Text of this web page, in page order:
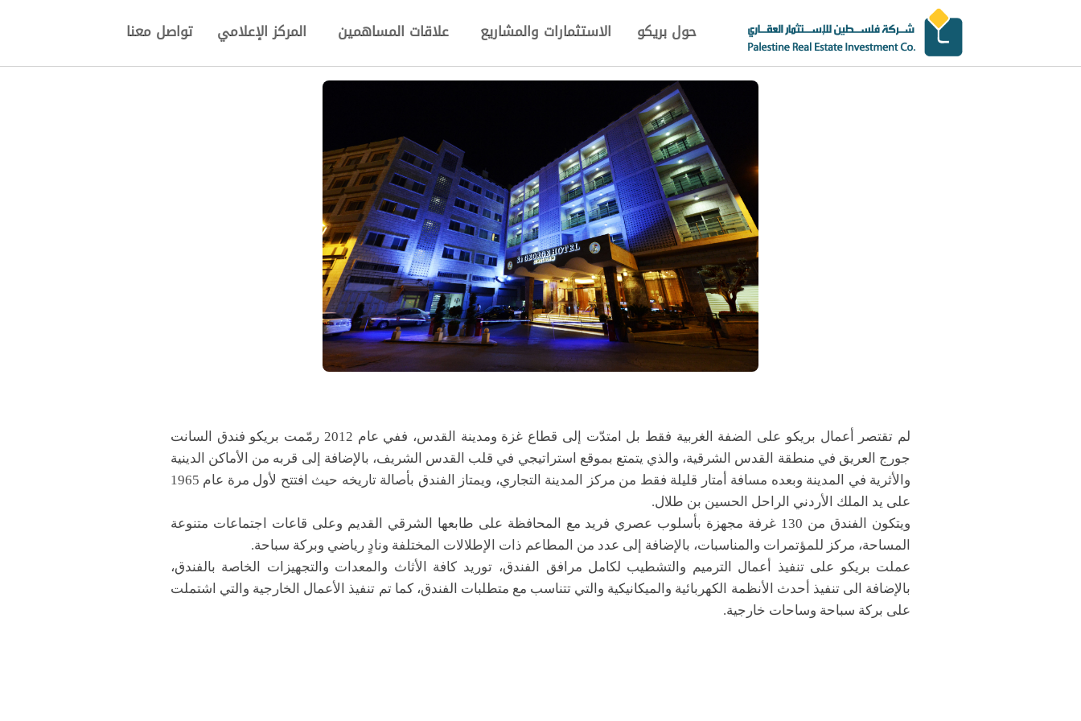
حول بريكو الاستثمارات والمشاريع علاقات المساهمين المركز الإعلامي تواصل معنا
لم تقتصر أعمال بريكو على الضفة الغربية فقط بل امتدّت إلى قطاع غزة ومدينة القدس، ففي عام 2012 رمّمت بريكو فندق السانت
جورج العريق في منطقة القدس الشرقية، والذي يتمتع بموقع استراتيجي في قلب القدس الشريف، بالإضافة إلى قربه من الأماكن الدينية
والأثرية في المدينة وبعده مسافة أمتار قليلة فقط من مركز المدينة التجاري، ويمتاز الفندق بأصالة تاريخه حيث افتتح لأول مرة عام 1965
على يد الملك الأردني الراحل الحسين بن طلال.
ويتكون الفندق من 130 غرفة مجهزة بأسلوب عصري فريد مع المحافظة على طابعها الشرقي القديم وعلى قاعات اجتماعات متنوعة
المساحة، مركز للمؤتمرات والمناسبات، بالإضافة إلى عدد من المطاعم ذات الإطلالات المختلفة ونادٍ رياضي وبركة سباحة.
عملت بريكو على تنفيذ أعمال
الترميم والتشطيب لكامل مرافق الفندق، توريد كافة الأثاث والمعدات والتجهيزات الخاصة بالفندق،
بالإضافة الى تنفيذ أحدث الأنظمة الكهربائية والميكانيكية والتي تتناسب مع متطلبات الفندق، كما تم تنفيذ الأعمال الخارجية والتي اشتملت
على بركة سباحة وساحات خارجية.